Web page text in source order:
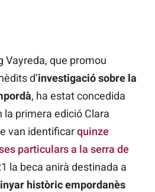
Vayreda, que promou
d’investigació sobre la
, ha estat concedida
la primera edició Clara
van identificarquinze
particulars a la serra de
la beca anirà destinada a
històric empordanès